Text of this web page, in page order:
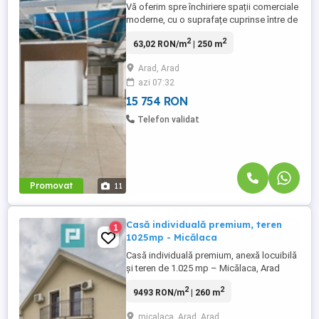
Promovat 11
Vă oferim spre închiriere spații comerciale
moderne, cu o suprafațe cuprinse între de
Comercial Agora Arad, una dintre cele mai
din oraș. Spațiile beneficiază de o
poziționare excelentă și o vizibilitate
foarte bună, ...
63,02 RON/m2| 250 m2
Arad, Arad
azi 07:32
15 754 RON
Telefon validat
1
Casă individuală premium, teren
1025mp - Micălaca
Casă individuală premium, anexă locuibilă
și teren de 1.025 mp – Micălaca, Arad
Micălaca, această proprietate deosebită
9493 RON/m2| 260 m2
micalaca, Arad, Arad